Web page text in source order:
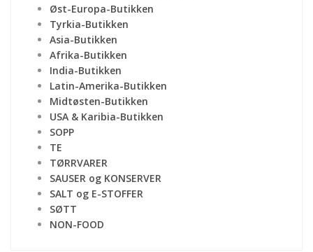
Øst-Europa-Butikken
Tyrkia-Butikken
Asia-Butikken
Afrika-Butikken
India-Butikken
Latin-Amerika-Butikken
Midtøsten-Butikken
USA & Karibia-Butikken
SOPP
TE
TØRRVARER
SAUSER og KONSERVER
SALT og E-STOFFER
SØTT
NON-FOOD